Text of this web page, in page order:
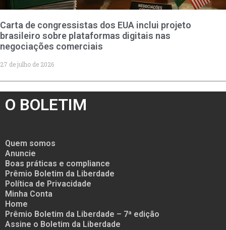
Carta de congressistas dos EUA inclui projeto
brasileiro sobre plataformas digitais nas
negociações comerciais
27 de julho de 2026
O BOLETIM
Quem somos
Anuncie
Boas práticas e compliance
Prêmio Boletim da Liberdade
Política de Privacidade
Minha Conta
Home
Prêmio Boletim da Liberdade – 7ª edição
Assine o Boletim da Liberdade